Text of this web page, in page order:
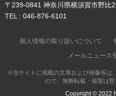
〒239-0841 神奈川県横須賀市野比
TEL : 046-876-6101
個人情報の取り扱いについて
メールニュース
※当サイトに掲載の文章および画像等は
ので、無断転載・複製は堅
Copyright © 2022